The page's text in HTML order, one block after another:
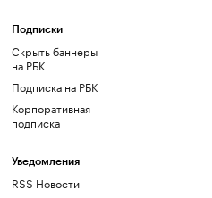
Подписки
Скрыть баннеры
на РБК
Подписка на РБК
Корпоративная
подписка
Уведомления
RSS Новости